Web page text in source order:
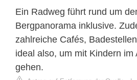
Ein Radweg führt rund um
Bergpanorama inklusive.
zahlreiche Cafés,
ideal also, um mit Kindern im
gehen.